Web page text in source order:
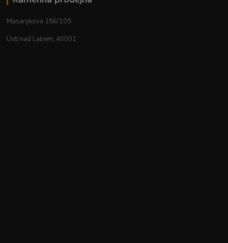
Masarykova 186/109
Ústí nad Labem, 40001